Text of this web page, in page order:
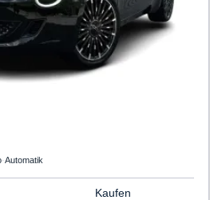
·Automatik
Kaufen